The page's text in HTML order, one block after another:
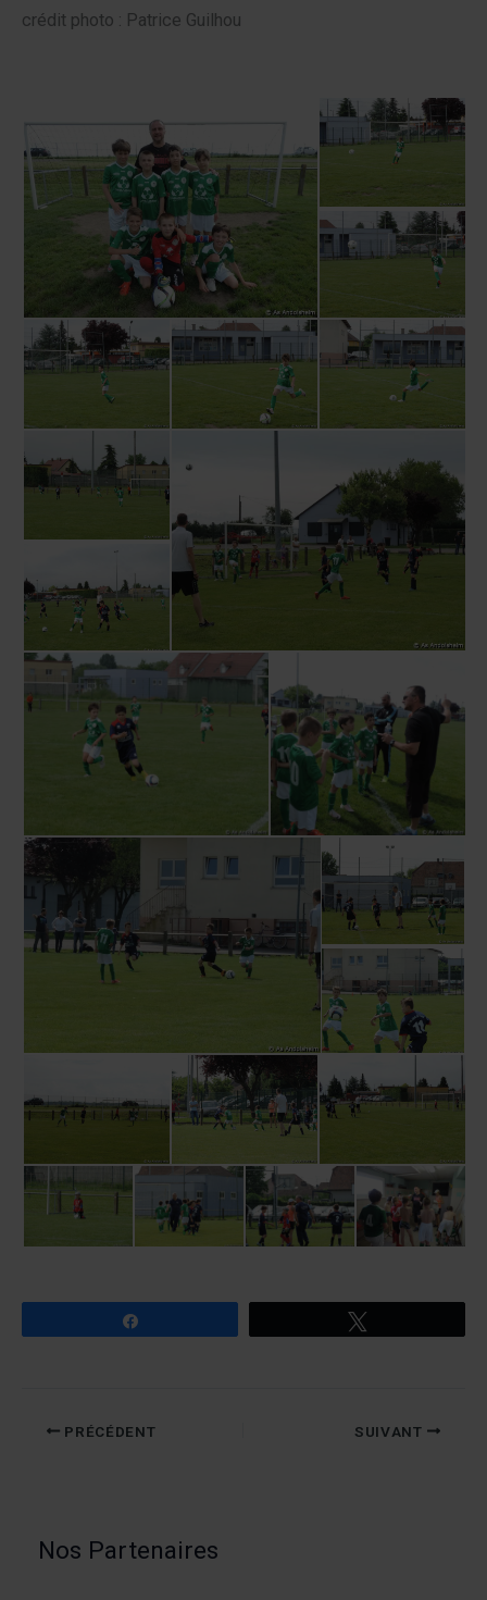
crédit photo : Patrice Guilhou
PRÉCÉDENT SUIVANT
Nos Partenaires